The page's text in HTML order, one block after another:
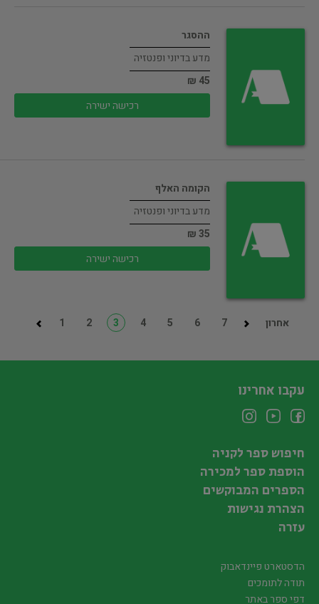
ההסגר
מדע בדיוני ופנטזיה
45 ₪
רכישה ישירה
הקומה האלף
מדע בדיוני ופנטזיה
35 ₪
רכישה ישירה
1 2 3 4 5 6 7 אחרון
עקבו אחרינו
חיפוש ספר לקניה
הוספת ספר למכירה
הספרים המבוקשים
הצהרת נגישות
עזרה
הדסטארט פיינדאבוק
תודה לתומכים
דפי ספר באתר